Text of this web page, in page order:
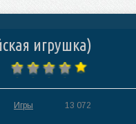
игрушка)
Игры
13 072